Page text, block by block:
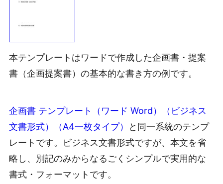
本テンプレートはワードで作成した企画書・提案
書（企画提案書）の基本的な書き方の例です。
企画書 テンプレート（ワード Word）（ビジネス
文書形式）（A4一枚タイプ）
と同一系統のテンプ
レートです。ビジネス文書形式ですが、本文を省
略し、別記のみからなるごくシンプルで実用的な
書式・フォーマットです。